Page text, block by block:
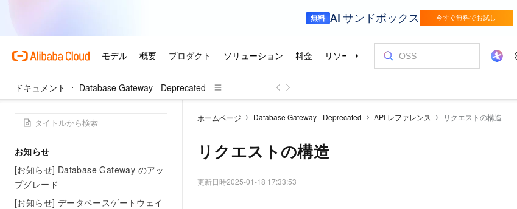
ドキュメント Database Gateway - Deprecated
お知らせ
[お知らせ] Database Gateway のアッ
プグレード
[お知らせ] データベースゲートウェイ
ホームページ Database Gateway - Deprecated API レファレンス リクエストの構造
リクエストの構造
更新日時2025-01-18 17:33:53